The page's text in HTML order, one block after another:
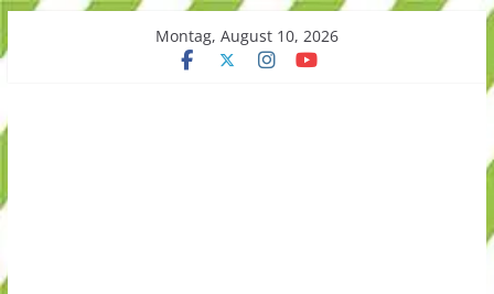
to
Montag, August 10, 2026